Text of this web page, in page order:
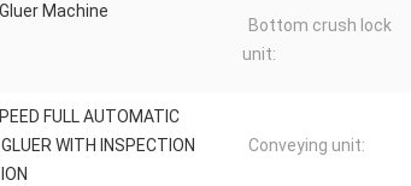
Machine
Bottom crush lock
unit:
FULL AUTOMATIC
GLUER WITH INSPECTION
Conveying unit: